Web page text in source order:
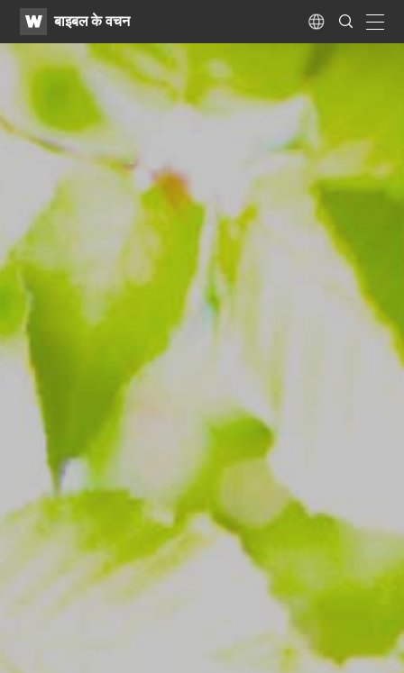
WATVबाइबल के वचन Language
Search
Submit